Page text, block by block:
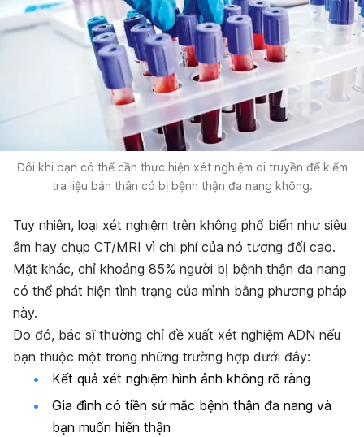
Đôi khi bạn có thể cần thực hiện xét nghiệm di truyền để kiểm
tra liệu bản thân có bị bệnh thận đa nang không.
Tuy nhiên, loại xét nghiệm trên không phổ biến như siêu
âm hay chụp CT/MRI vì chi phí của nó tương đối cao.
Mặt khác, chỉ khoảng 85% người bị bệnh thận đa nang
có thể phát hiện tình trạng của mình bằng phương pháp
này.
Do đó, bác sĩ thường chỉ đề xuất xét nghiệm ADN nếu
bạn thuộc một trong những trường hợp dưới đây:
Kết quả xét nghiệm hình ảnh không rõ ràng
Gia đình có tiền sử mắc bệnh thận đa nang và
bạn muốn hiến thận